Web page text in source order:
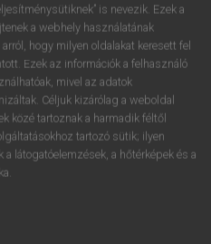
is nevezik. Ezek a
a webhely használatának
hogy milyen oldalakat keresett fel
Ezek az információk a felhasználó
mivel az adatok
Céljuk kizárólag a weboldal
közé tartoznak a harmadik féltől
tartozó sütik; ilyen
látogatóelemzések, a hőtérképek és a
. AltGr